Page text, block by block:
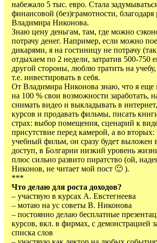
набежало 5 тыс. евро. Стала
финансовой (без)грамотности, благодаря
Владимира Никонова.
Знаю цену деньгам, там, где можно
потрачу денег. Например, если можно
дикарями, я на гостиницу не потрачу
отдыхаем по 2 недели, затратив 500-750
другой стороны, люблю тратить на
т.е. инвестировать в себя.
От Владимира Никонова знаю, что я еще
на 100 % свои возможности заработать,
снимать видео и выкладывать в
курсов и продавать фильмы, писать
страх: выбор помещения, сценарий к
присутствие перед камерой, а во
учебный фильм, он сразу будет выложен
доступ, в Болгарии низкий уровень
плюс сильно развито пиратство (ой,
Никонов, не читает мой пост 🙂 ).
***
Что делаю для роста доходов?
– участвую в курсах А. Евстегнеева
– мотаю на ус советы В. Никонова
– постоянно делаю бесплатные
курсов, вкл. в фирмах, с демонстрацией
списка слов